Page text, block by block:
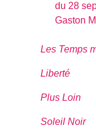
du 28
Gaston
Les Temps
Liberté
Plus Loin
Soleil Noir